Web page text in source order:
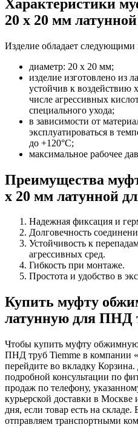
Характеристики
20 х 20 мм
Изделие обладает следующими
диаметр: 20 х 20 мм;
изделие изготовлено из
устойчив к воздействию
числе агрессивных
специального ухода;
в зависимости от
эксплуатироваться в
до +120°С;
максимальное рабочее
Преимущества
х 20 мм латунной
Надежная фиксация и
Долговечность
Устойчивость к
агрессивных сред.
Гибкость при монтаже.
Простота и удобство в
Купить муфту
латунную для ПНД
Чтобы купить муфту
ПНД труб Tiemme в компании
перейдите во вкладку
подробной консультации по
продаж по телефону,
курьерской доставки в
дня, если товар есть на
отправляем транспортными